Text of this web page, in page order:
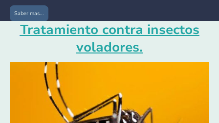
Saber mas...
Tratamiento contra insectos
voladores.